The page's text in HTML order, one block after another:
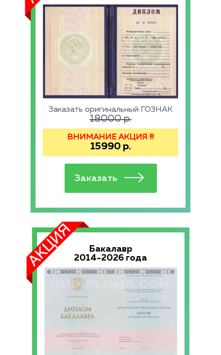
Заказать оригинальный ГОЗНАК
18000р.
ВНИМАНИЕ АКЦИЯ !!!
15990 р.
Бакалавр
2014-2026 года